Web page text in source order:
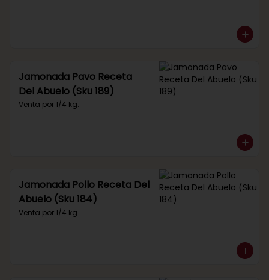
Jamonada Pavo Receta
Del Abuelo (Sku 189)
Venta por 1/4 kg.
Jamonada Pollo Receta Del
Abuelo (Sku 184)
Venta por 1/4 kg.